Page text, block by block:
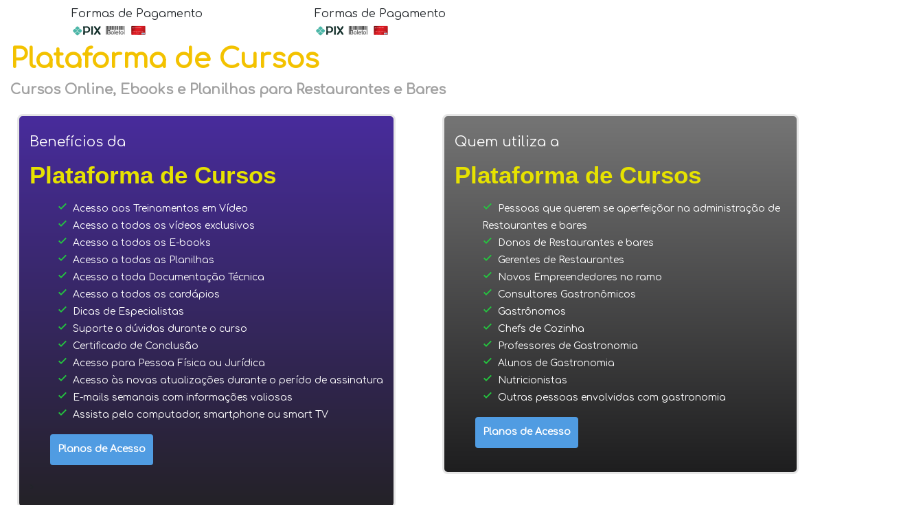
Formas de Pagamento Formas de Pagamento
Plataforma de Cursos
Cursos Online, Ebooks e Planilhas para Restaurantes e Bares
Benefícios da
Plataforma de Cursos
done Acesso aos Treinamentos em Vídeo
done Acesso a todos os vídeos exclusivos
done Acesso a todos os E-books
done Acesso a todas as Planilhas
done Acesso a toda Documentação Técnica
done Acesso a todos os cardápios
done Dicas de Especialistas
done Suporte a dúvidas durante o curso
done Certificado de Conclusão
done Acesso para Pessoa Física ou Jurídica
done Acesso às novas atualizações durante o perído de assinatura
done E-mails semanais com informações valiosas
done Assista pelo computador, smartphone ou smart TV
Planos de Acesso
Quem utiliza a
Plataforma de Cursos
done Pessoas que querem se aperfeiçõar na administração de
Restaurantes e bares
done Donos de Restaurantes e bares
done Gerentes de Restaurantes
done Novos Empreendedores no ramo
done Consultores Gastronômicos
done Gastrônomos
done Chefs de Cozinha
done Professores de Gastronomia
done Alunos de Gastronomia
done Nutricionistas
done Outras pessoas envolvidas com gastronomia
Planos de Acesso